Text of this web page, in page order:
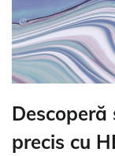
Descoperă
precis cu